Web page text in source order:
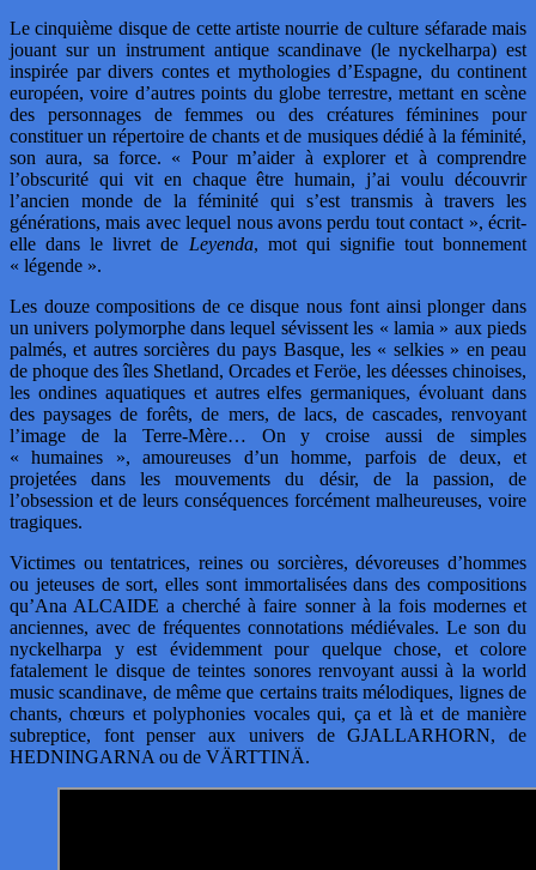
Le cinquième disque de cette artiste nourrie de culture séfarade mais
jouant sur un instrument antique scandinave (le nyckelharpa) est
inspirée par divers contes et mythologies d’Espagne, du continent
européen, voire d’autres points du globe terrestre, mettant en scène
des personnages de femmes ou des créatures féminines pour
constituer un répertoire de chants et de musiques dédié à la féminité,
son aura, sa force. « Pour m’aider à explorer et à comprendre
l’obscurité qui vit en chaque être humain, j’ai voulu découvrir
l’ancien monde de la féminité qui s’est transmis à travers les
générations, mais avec lequel nous avons perdu tout contact », écrit-
elle dans le livret de Leyenda, mot qui signifie tout bonnement
« légende ».
Les douze compositions de ce disque nous font ainsi plonger dans
un univers polymorphe dans lequel sévissent les « lamia » aux pieds
palmés, et autres sorcières du pays Basque, les « selkies » en peau
de phoque des îles Shetland, Orcades et Feröe, les déesses chinoises,
les ondines aquatiques et autres elfes germaniques, évoluant dans
des paysages de forêts, de mers, de lacs, de cascades, renvoyant
l’image de la Terre-Mère… On y croise aussi de simples
« humaines », amoureuses d’un homme, parfois de deux, et
projetées dans les mouvements du désir, de la passion, de
l’obsession et de leurs conséquences forcément malheureuses, voire
tragiques.
Victimes ou tentatrices, reines ou sorcières, dévoreuses d’hommes
ou jeteuses de sort, elles sont immortalisées dans des compositions
qu’Ana ALCAIDE a cherché à faire sonner à la fois modernes et
anciennes, avec de fréquentes connotations médiévales. Le son du
nyckelharpa y est évidemment pour quelque chose, et colore
fatalement le disque de teintes sonores renvoyant aussi à la world
music scandinave, de même que certains traits mélodiques, lignes de
chants, chœurs et polyphonies vocales qui, ça et là et de manière
subreptice, font penser aux univers de GJALLARHORN, de
HEDNINGARNA ou de VÄRTTINÄ.